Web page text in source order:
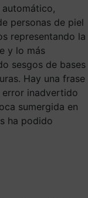
personas de piel
representando la
y lo más
sesgos de bases
Hay una frase
error inadvertido
sumergida en
ha podido